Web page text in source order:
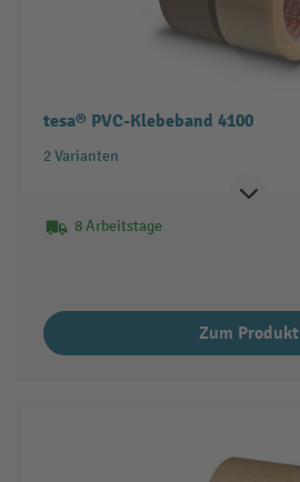
tesa® PVC-Klebeband 4100
2 Varianten
8 Arbeitstage
Zum Produkt